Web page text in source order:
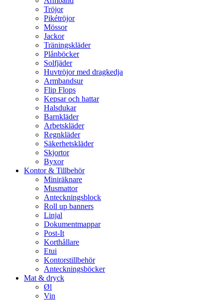
Tröjor
Pikétröjor
Mössor
Jackor
Träningskläder
Plånböcker
Solfjäder
Huvtröjor med dragkedja
Armbandsur
Flip Flops
Kepsar och hattar
Halsdukar
Barnkläder
Arbetskläder
Regnkläder
Säkerhetskläder
Skjortor
Byxor
Kontor & Tillbehör
Miniräknare
Musmattor
Anteckningsblock
Roll up banners
Linjal
Dokumentmappar
Post-It
Korthållare
Etui
Kontorstillbehör
Anteckningsböcker
Mat & dryck
Øl
Vin